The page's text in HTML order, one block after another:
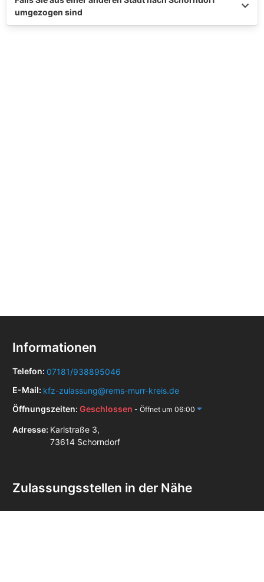
umgezogen sind
Informationen
Telefon: 07181/938895046
E-Mail: kfz-zulassung@rems-murr-kreis.de
Öffnungszeiten: Geschlossen - Öffnet um 06:00
Adresse: Karlstraße 3,
73614 Schorndorf
Zulassungsstellen in der Nähe